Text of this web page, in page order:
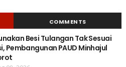
COMMENTS
Besi Tulangan Tak Sesuai
Pembangunan PAUD Minhajul